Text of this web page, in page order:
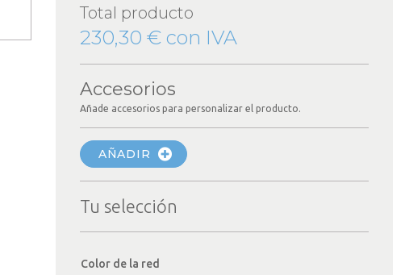
Total producto
230,30 € con IVA
Accesorios
Añade accesorios para personalizar el producto.
AÑADIR
Tu selección
Color de la red